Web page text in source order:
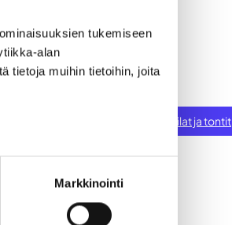
tukemiseen
alan
tietoja muihin tietoihin, joita
Markkinointi
Toimitilat ja tontit